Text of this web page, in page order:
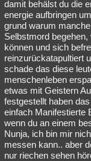
damit behälst du die
energie aufbringen
grund warum
Selbstmord
können und sich
reinzurückatapultiert
schade das diese
menschenleben
etwas mit Geistern
festgestellt haben
einfach Manifestierte
wenn du an einem
Nunja, ich bin mir
messen kann.. aber
nur riechen sehen